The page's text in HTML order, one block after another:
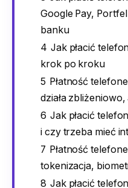
Google Pay,
banku
4 Jak płacić
krok po kroku
5 Płatność
działa
6 Jak płacić
i czy trzeba mieć
7 Płatność
tokenizacja,
8 Jak płacić